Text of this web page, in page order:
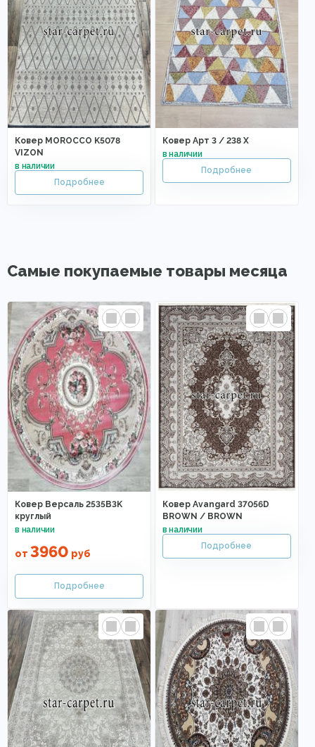
Ковер MOROCCO K5078
VIZON
Ковер Арт 3 / 238 X
Самые покупаемые товары месяца
Ковер Версаль 2535B3K
круглый
от 3960 руб
Ковер Avangard 37056D
BROWN / BROWN